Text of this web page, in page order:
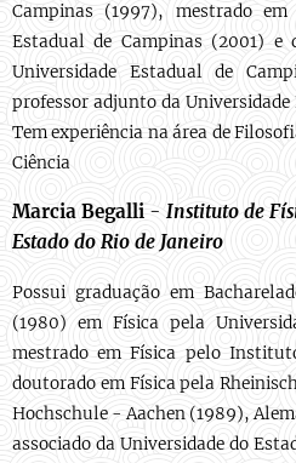
Campinas (1997), mestrado
Estadual de Campinas (2001) e
Universidade Estadual de
professor adjunto da Universidade
Tem experiência na área de
Ciência
Marcia Begalli - Instituto de
Estado do Rio de Janeiro
Possui graduação em
(1980) em Física pela
mestrado em Física pelo
doutorado em Física pela
Hochschule - Aachen (1989),
associado da Universidade do